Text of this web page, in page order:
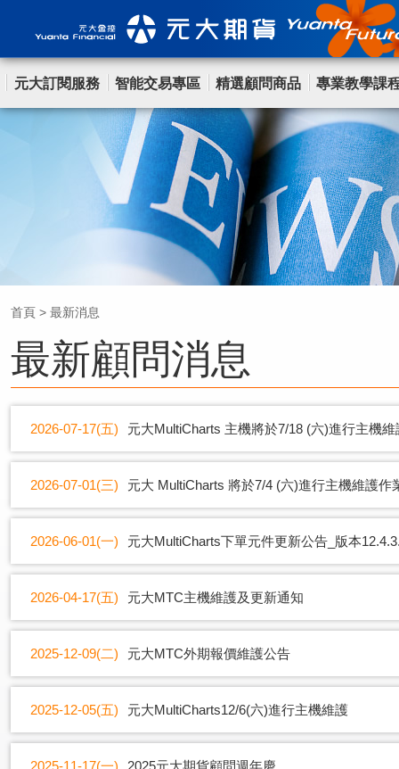
元大訂閱服務 智能交易專區 精選顧問商品 專業教學課
首頁 > 最新消息
最新顧問消息
2026-07-17(五) 元大MultiCharts 主機將於7/18 (六)進行主機
2026-07-01(三) 元大 MultiCharts 將於7/4 (六)進行主機維護作
2026-06-01(一) 元大MultiCharts下單元件更新公告_版本
2026-04-17(五) 元大MTC主機維護及更新通知
2025-12-09(二) 元大MTC外期報價維護公告
2025-12-05(五) 元大MultiCharts12/6(六)進行主機維護